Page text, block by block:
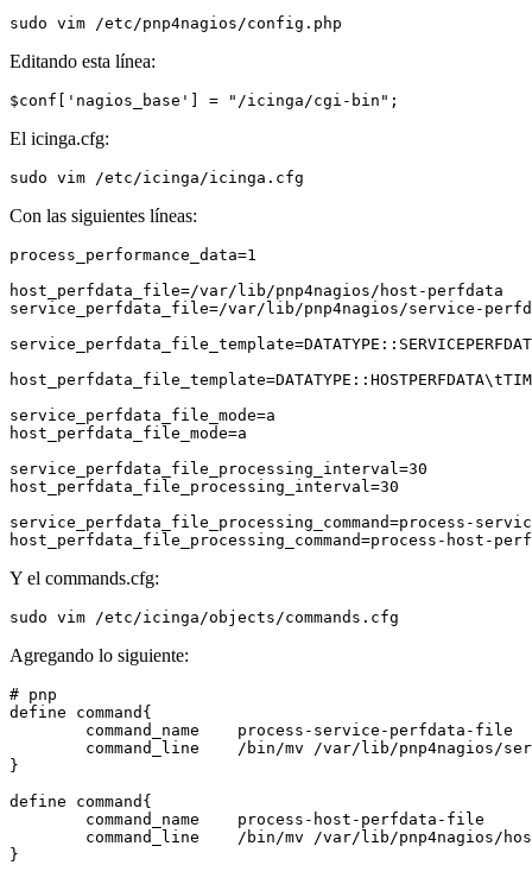
Editando esta línea:
El icinga.cfg:
Con las siguientes líneas:
process_performance_data=1
host_perfdata_file=/var/lib/pnp4nagios/host-perfdata
service_perfdata_file=/var/lib/pnp4nagios/service-
service_perfdata_file_mode=a
host_perfdata_file_mode=a
service_perfdata_file_processing_interval=30
host_perfdata_file_processing_interval=30
service_perfdata_file_processing_command=process-
Y el commands.cfg:
Agregando lo siguiente:
# pnp
define command{
        command_name    process-service-perfdata-file
command_line    /bin/mv /var/lib/pnp4nagios/
}
define command{
        command_name    process-host-perfdata-file
command_line    /bin/mv /var/lib/pnp4nagios/